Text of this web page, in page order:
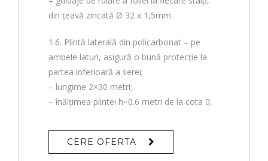
din țeavă zincată Ø 32 x 1,5mm.
1.6. Plintă laterală din policarbonat – pe
ambele laturi, asigură o bună protecție la
partea inferioară a serei;
– lungime 2×30 metri;
– înălțimea plintei h=0.6 metri de la cota 0;
CERE OFERTA